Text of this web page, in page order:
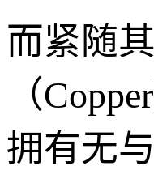
而紧随
（
拥有无